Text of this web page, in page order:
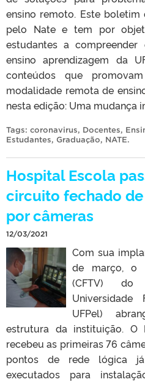
ensino remoto. Este
pelo Nate e tem por
estudantes a
ensino aprendizagem da
conteúdos que
modalidade remota de
nesta edição: Uma mudança
Tags: coronavirus, Docentes,
Estudantes, Graduação, NATE.
Hospital Escola
circuito fechado
por câmeras
12/03/2021
Com sua
de março, o
(CFTV) do
UFPel)
estrutura da instituição.
recebeu as primeiras 76
pontos de rede lógica
executados para